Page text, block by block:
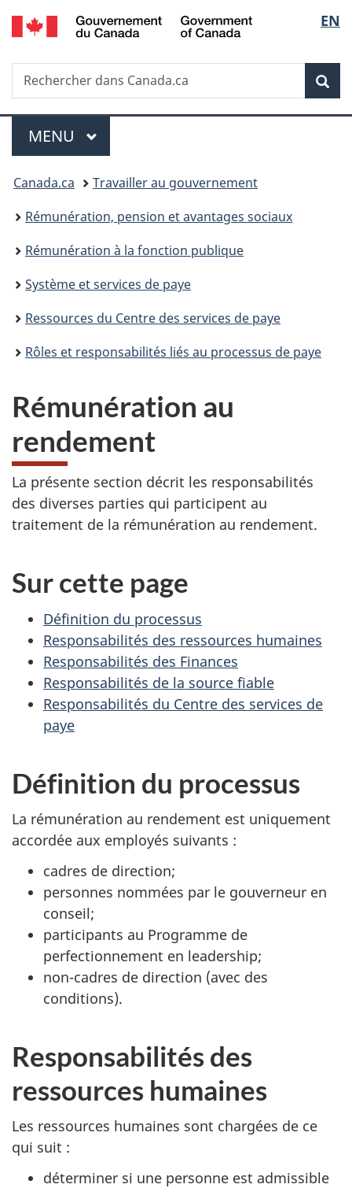
Passer
au
principal
Passer
à
Au
du
Passer
à
version
simplifiée
de
la
EN
Recherche
Rechercher
dans
Menu
MENU PRINCIPAL
Vous
êtes
ici :
Canada.ca
Travailler au gouvernement
Rémunération, pension et avantages sociaux
Rémunération à la fonction publique
Système et services de paye
Ressources du Centre des services de paye
Rôles et responsabilités liés au processus de paye
Rémunération au
rendement
La présente section décrit les responsabilités
des diverses parties qui participent au
traitement de la rémunération au rendement.
Sur cette page
Définition du processus
Responsabilités des ressources humaines
Responsabilités des Finances
Responsabilités de la source fiable
Responsabilités du Centre des services de
paye
Définition du processus
La rémunération au rendement est uniquement
accordée aux employés suivants :
cadres de direction;
personnes nommées par le gouverneur en
conseil;
participants au Programme de
perfectionnement en leadership;
non-cadres de direction (avec des
conditions).
Responsabilités des
ressources humaines
Les ressources humaines sont chargées de ce
qui suit :
déterminer si une personne est admissible